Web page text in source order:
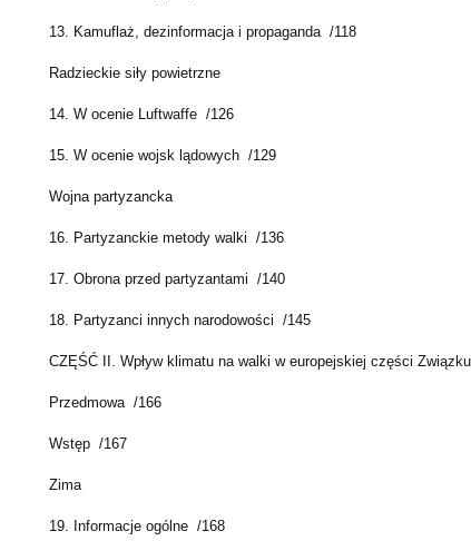
13. Kamuflaż, dezinformacja i propaganda /118
Radzieckie siły powietrzne
14. W ocenie Luftwaffe /126
15. W ocenie wojsk lądowych /129
Wojna partyzancka
16. Partyzanckie metody walki /136
17. Obrona przed partyzantami /140
18. Partyzanci innych narodowości /145
CZĘŚĆ II. Wpływ klimatu na walki w europejskiej części
Przedmowa /166
Wstęp /167
Zima
19. Informacje ogólne /168